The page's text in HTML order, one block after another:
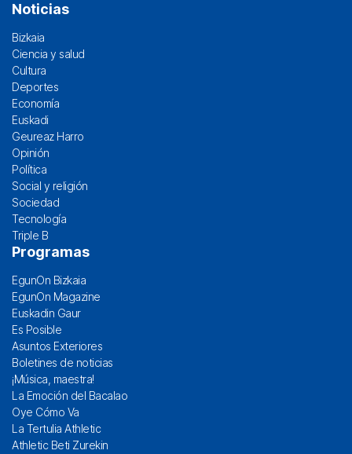
Noticias
Bizkaia
Ciencia y salud
Cultura
Deportes
Economía
Euskadi
Geureaz Harro
Opinión
Política
Social y religión
Sociedad
Tecnología
Triple B
Programas
EgunOn Bizkaia
EgunOn Magazine
Euskadin Gaur
Es Posible
Asuntos Exteriores
Boletines de noticias
¡Música, maestra!
La Emoción del Bacalao
Oye Cómo Va
La Tertulia Athletic
Athletic Beti Zurekin